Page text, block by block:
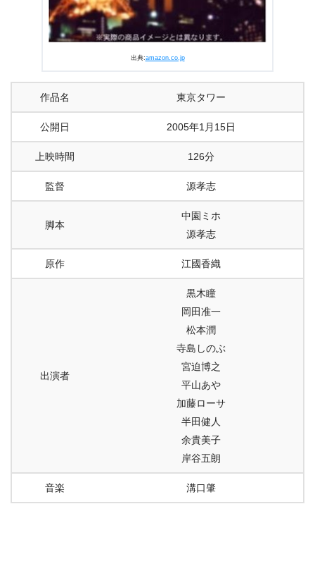
出典:amazon.co.jp
作品名 東京タワー
公開日 2005年1月15日
上映時間 126分
監督 源孝志
脚本
中園ミホ
源孝志
原作 江國香織
出演者
黒木瞳
岡田准一
松本潤
寺島しのぶ
宮迫博之
平山あや
加藤ローサ
半田健人
余貴美子
岸谷五朗
音楽 溝口肇